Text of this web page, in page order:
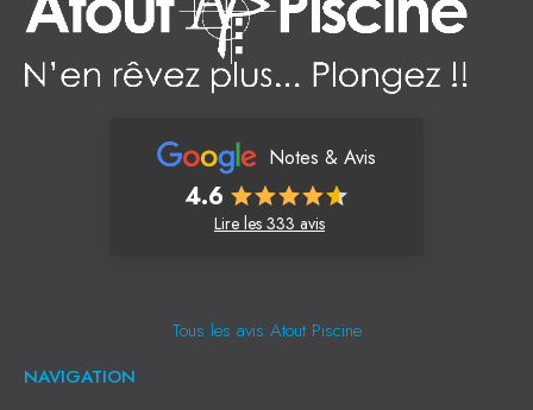
Notes & Avis
4.6
Lire les 333 avis
Tous les avis Atout Piscine
NAVIGATION